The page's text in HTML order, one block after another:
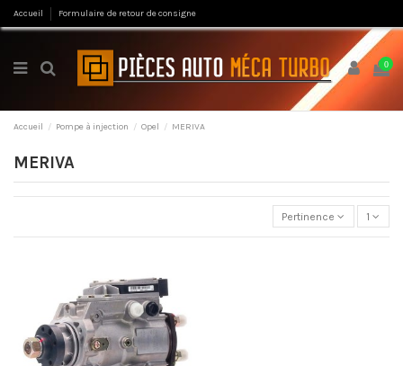
Accueil Formulaire de retour de consigne
0
Accueil Pompe à injection Opel MERIVA
MERIVA
Pertinence 1